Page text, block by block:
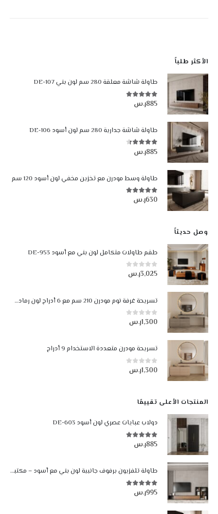
الأكثر طلباً
طاولة شاشة معلقة 280 سم لون بني DE-107
4.84 من أصل 5 885ر.س
طاولة شاشة جدارية 280 سم لون أسود DE-106
4.35 من أصل 5 885ر.س
طاولة وسط مودرن مع تخزين مخفي لون أسود 120 سم
5.00 من أصل 5 630ر.س
وصل حديثاً
طقم طاولات متكامل لون بني مع أسود DE-953
0من أصل 5
3,025ر.س
تسريحة غرفة نوم مودرن 210 سم مع 6 أدراج لون رمادي فاتح ورمادي غامق
0من أصل 5
1,300ر.س
تسريحة مودرن متعددة الاستخدام 9 أدراج
0من أصل 5
1,300ر.س
المنتجات الأعلى تقييمًا
دولاب عبايات عصري لون أسود DE-603
5.00من أصل 5 885ر.س
طاولة تلفزيون برفوف جانبية لون بني مع أسود – مكتبة شاشة مودرن 302 سم
5.00من أصل 5 995ر.س